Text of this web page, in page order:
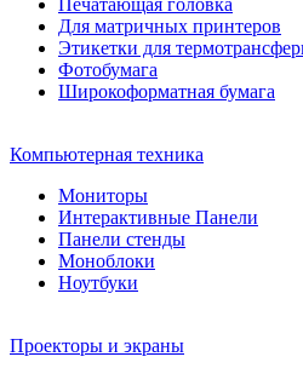
Для матричных принтеров
Этикетки для
Фотобумага
Широкоформатная бумага
Компьютерная техника
Мониторы
Интерактивные Панели
Панели стенды
Моноблоки
Ноутбуки
Проекторы и экраны